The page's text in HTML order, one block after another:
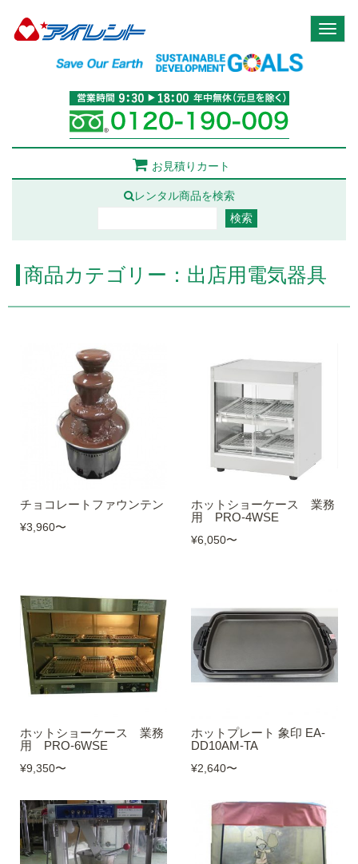
お見積りカート
レンタル商品を検索
商品カテゴリー：出店用電気器具
チョコレートファウンテン
¥3,960〜
ホットショーケース 業務
用 PRO-4WSE
¥6,050〜
ホットショーケース 業務
用 PRO-6WSE
¥9,350〜
ホットプレート 象印 EA-
DD10AM-TA
¥2,640〜